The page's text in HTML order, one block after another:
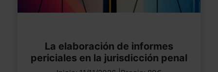
La elaboración de informes
periciales en la jurisdicción penal